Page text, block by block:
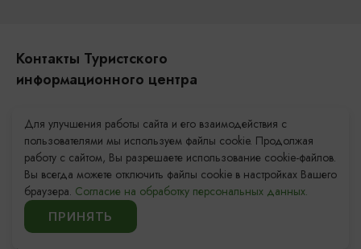
Контакты Туристского
информационного центра
Площадь Победы, 1
+7 (4012) 555-200
8 (800) 200-55-39
info@visit-kaliningrad.ru
Для улучшения работы сайта и его взаимодействия с
пользователями мы используем файлы cookie. Продолжая
работу с сайтом, Вы разрешаете использование cookie-файлов.
Вы всегда можете отключить файлы cookie в настройках Вашего
браузера. Согласие на обработку персональных данных.
ПРИНЯТЬ